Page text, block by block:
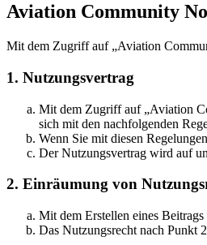
Aviation Community
Mit dem Zugriff auf „Aviation
1. Nutzungsvertrag
Mit dem Zugriff auf „Aviation
sich mit den nachfolgenden
Wenn Sie mit diesen
Der Nutzungsvertrag wird auf
2. Einräumung von
Mit dem Erstellen eines
Das Nutzungsrecht nach Punkt